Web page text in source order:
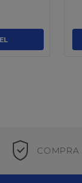
COMPRA